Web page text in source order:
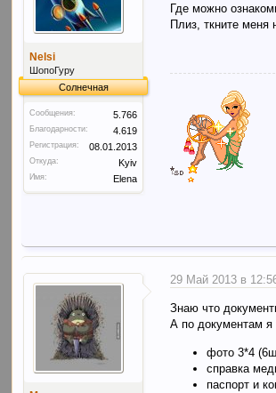
Nelsi
ШопоГуру
Солнечная
Сообщения: 5.766
Благодарности: 4.619
Регистрация: 08.01.2013
Откуда: Kyiv
Имя: Elena
Где можно
Плиз, ткните меня
29 Май 2013 в
Знаю что
А по документам я
фото 3*4
справка
паспорт и